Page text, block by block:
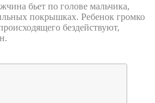
бьет по голове мальчика,
покрышках. Ребенок громко
бездействуют,